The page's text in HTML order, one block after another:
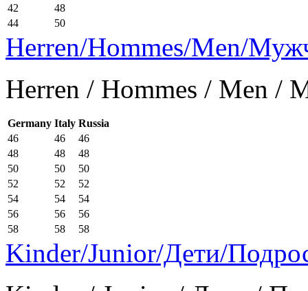
42
48
44
50
Herren/Hommes/Men/
Herren / Hommes / Men /
Germany Italy Russia
46
46
46
48
48
48
50
50
50
52
52
52
54
54
54
56
56
56
58
58 58
Kinder/Junior/Дети/